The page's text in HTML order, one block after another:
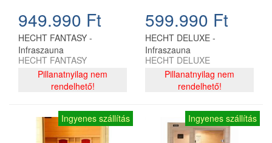
949.990 Ft
HECHT FANTASY -
Infraszauna
HECHT FANTASY
Pillanatnyilag nem
rendelhető!
599.990 Ft
HECHT DELUXE -
Infraszauna
HECHT DELUXE
Pillanatnyilag nem
rendelhető!
Ingyenes szállítás Ingyenes szállítás